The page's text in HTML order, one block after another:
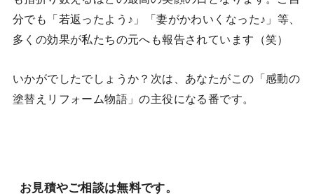
分でも「若返ったよう♪」「妻がかわいくなった♪」等、
多くの効果が私たちの元へも報告されています（笑）
いかがでしたでしょうか？次は、あなたがこの「感動の
塗替えリフォーム物語」の主役になる番です。
お見積やご相談は無料です。